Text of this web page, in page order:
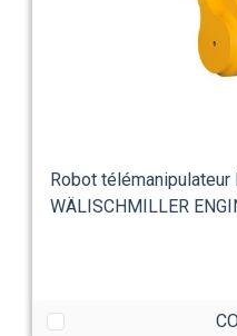
Robot
WÄLISCHMILLER